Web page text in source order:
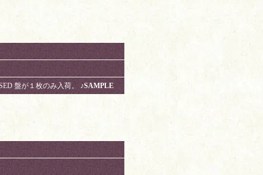
盤が１枚のみ入荷。 ♪SAMPLE